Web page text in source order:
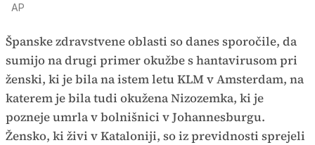
AP
Španske zdravstvene oblasti so danes sporočile, da
sumijo na drugi primer okužbe s hantavirusom pri
ženski, ki je bila na istem letu KLM v Amsterdam, na
katerem je bila tudi okužena Nizozemka, ki je
pozneje umrla v bolnišnici v Johannesburgu.
Žensko, ki živi v Kataloniji, so iz previdnosti sprejeli